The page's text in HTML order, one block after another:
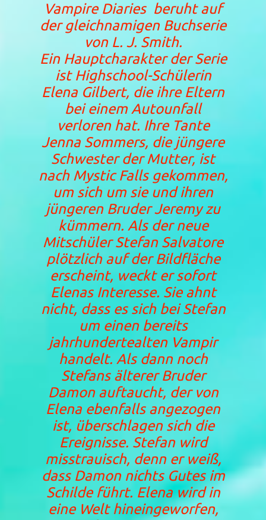
Vampire Diaries beruht auf
der gleichnamigen Buchserie
von L. J. Smith.
Ein Hauptcharakter der Serie
ist Highschool-Schülerin
Elena Gilbert, die ihre Eltern
bei einem Autounfall
verloren hat. Ihre Tante
Jenna Sommers, die jüngere
Schwester der Mutter, ist
nach Mystic Falls gekommen,
um sich um sie und ihren
jüngeren Bruder Jeremy zu
kümmern. Als der neue
Mitschüler Stefan Salvatore
plötzlich auf der Bildfläche
erscheint, weckt er sofort
Elenas Interesse. Sie ahnt
nicht, dass es sich bei Stefan
um einen bereits
jahrhundertealten Vampir
handelt. Als dann noch
Stefans älterer Bruder
Damon auftaucht, der von
Elena ebenfalls angezogen
ist, überschlagen sich die
Ereignisse. Stefan wird
misstrauisch, denn er weiß,
dass Damon nichts Gutes im
Schilde führt. Elena wird in
eine Welt hineingeworfen,